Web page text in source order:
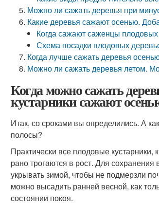
Можно ли сажать деревья при
Какие деревья сажают осенью.
Когда сажают саженцы
Схема посадки плодовых
Когда лучше сажать деревья
Можно ли сажать деревья летом.
Когда можно сажать
кустарники сажают
Итак, со сроками вы определились. А
полосы?
Практически все плодовые
рано трогаются в рост. Для
укрывать зимой, чтобы не подмерзли
можно высадить ранней весной, как
состоянии покоя.